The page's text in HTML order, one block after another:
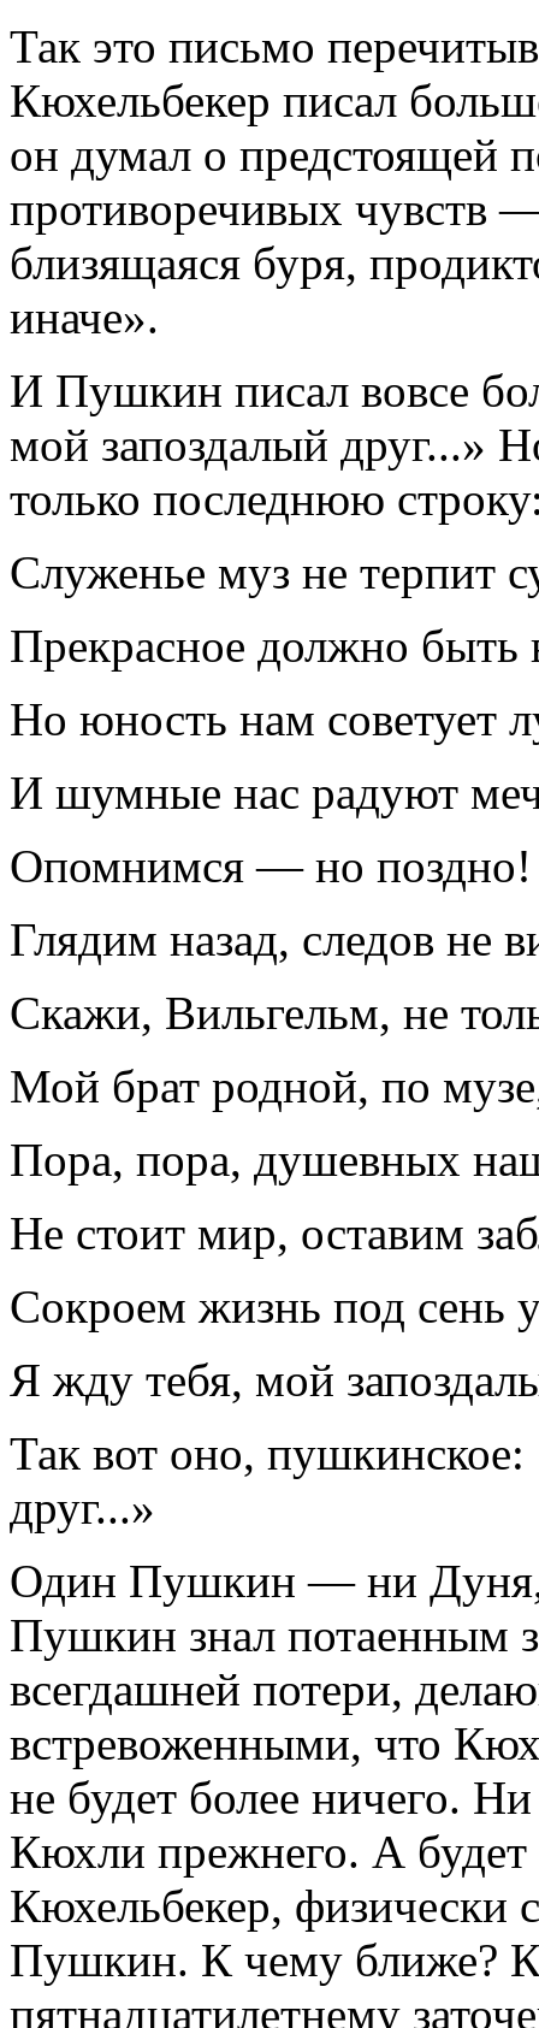
Так это письмо
Кюхельбекер писал
он думал о предстоящей
противоречивых чувств
близящаяся буря,
иначе».
И Пушкин писал вовсе
мой запоздалый друг...»
только последнюю
Служенье муз не терпит
Прекрасное должно быть
Но юность нам советует
И шумные нас радуют
Опомнимся — но
Глядим назад, следов не
Скажи, Вильгельм, не
Мой брат родной, по
Пора, пора, душевных
Не стоит мир, оставим
Сокроем жизнь под сень
Я жду тебя, мой
Так вот оно,
друг...»
Один Пушкин — ни Дуня,
Пушкин знал потаенным
всегдашней потери,
встревоженными, что
не будет более ничего.
Кюхли прежнего. А будет
Кюхельбекер, физически
Пушкин. К чему ближе?
пятнадцатилетнему